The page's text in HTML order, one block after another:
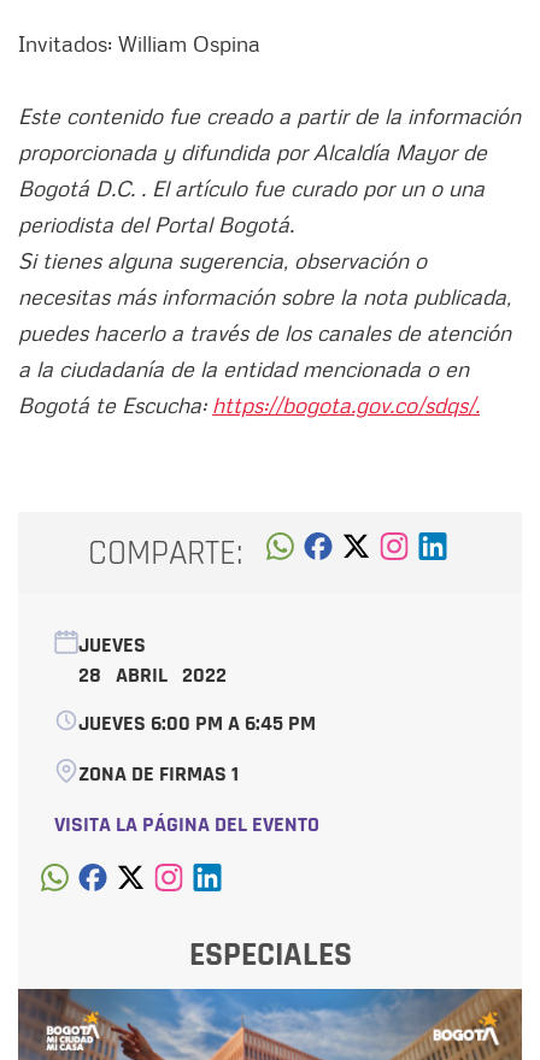
Invitados: William Ospina
Este contenido fue creado a partir de la información
proporcionada y difundida por Alcaldía Mayor de
Bogotá D.C. . El artículo fue curado por un o una
periodista del Portal Bogotá.
Si tienes alguna sugerencia, observación o
necesitas más información sobre la nota publicada,
puedes hacerlo a través de los canales de atención
a la ciudadanía de la entidad mencionada o en
Bogotá te Escucha: https://bogota.gov.co/sdqs/.
COMPARTE:
JUEVES
28 ABRIL 2022
JUEVES 6:00 PM A 6:45 PM
ZONA DE FIRMAS 1
VISITA LA PÁGINA DEL EVENTO
ESPECIALES